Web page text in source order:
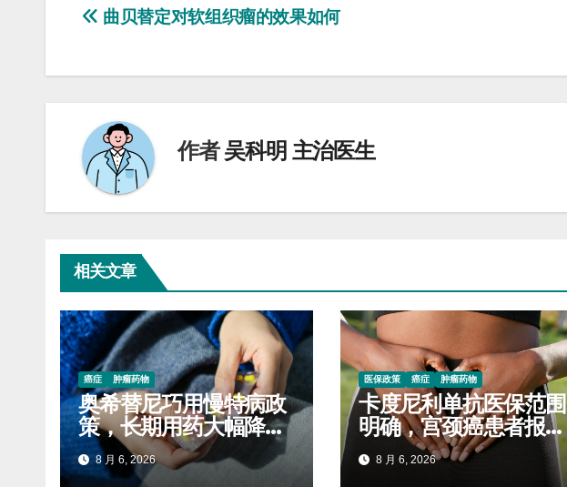
文
航
曲贝替定对软组织瘤的效果如何
作者吴科明 主治医生
相关文章
癌症 肿瘤药物
奥希替尼巧用慢特病政
策，长期用药大幅降低
自付开支
8 月 6, 2026
医保政策 癌症 肿瘤药物
卡度尼利单抗医保范围
明确，宫颈癌患者报销
标准对照查看
8 月 6, 2026